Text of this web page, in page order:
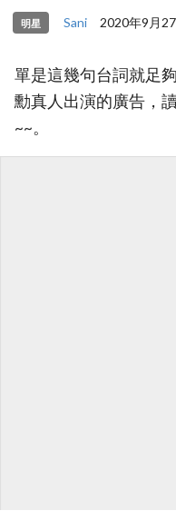
明星 Sani 2020年9月
單是這幾句台詞就足
勳真人出演的廣告，
~~。